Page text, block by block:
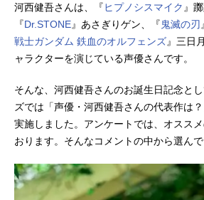
河西健吾さんは、『ヒプノシスマイク 』
『Dr.STONE』あさぎりゲン、『鬼滅の刃
戦士ガンダム 鉄血のオルフェンズ』三日
ャラクターを演じている声優さんです。
そんな、河西健吾さんのお誕生日記念と
ズでは「声優・河西健吾さんの代表作は
実施しました。アンケートでは、オスス
おります。そんなコメントの中から選んで